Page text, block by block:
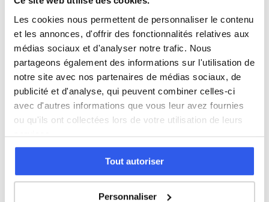
Les cookies nous permettent de personnaliser le contenu
et les annonces, d'offrir des fonctionnalités relatives aux
médias sociaux et d'analyser notre trafic. Nous
partageons également des informations sur l'utilisation de
notre site avec nos partenaires de médias sociaux, de
publicité et d'analyse, qui peuvent combiner celles-ci
avec d'autres informations que vous leur avez fournies
ou qu'ils ont collectées lors de votre utilisation de leurs
services.
Tout autoriser
Personnaliser
Cours par niveau
Seconde Première Terminale
Études supérieures
Tous les cours particuliers à
Villeurbanne
Découvrez l'ensemble de notre offre à Villeurbanne :
tous les cours à Villeurbanne →